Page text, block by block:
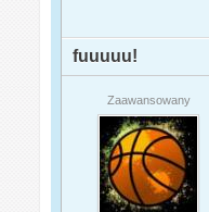
fuuuuu!
Zaawansowany